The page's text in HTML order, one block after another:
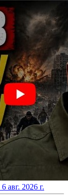
6 авг. 2026 г.